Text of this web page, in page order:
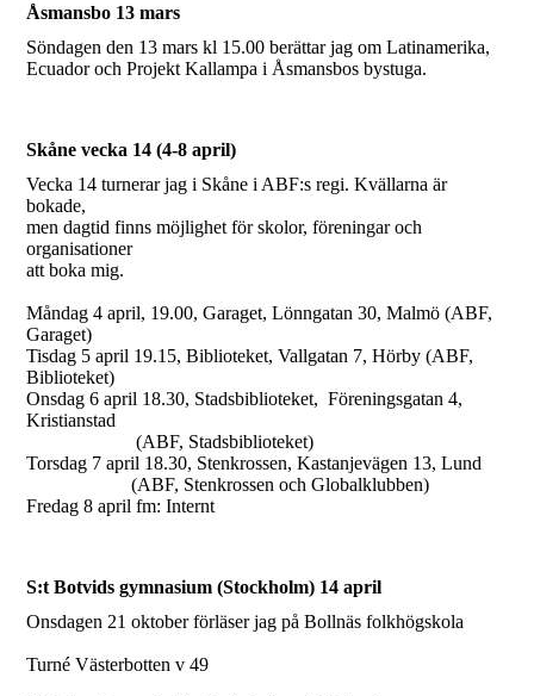
Åsmansbo 13 mars
Söndagen den 13 mars kl 15.00 berättar jag om Latinamerika,
Ecuador och Projekt Kallampa i Åsmansbos bystuga.
Skåne vecka 14 (4-8 april)
Vecka 14 turnerar jag i Skåne i ABF:s regi. Kvällarna är
bokade,
men dagtid finns möjlighet för skolor, föreningar och
organisationer
att boka mig.
Måndag 4 april, 19.00, Garaget, Lönngatan 30, Malmö (ABF,
Garaget)
Tisdag 5 april 19.15, Biblioteket, Vallgatan 7, Hörby (ABF,
Biblioteket)
Onsdag 6 april 18.30, Stadsbiblioteket, Föreningsgatan 4,
Kristianstad
(ABF, Stadsbiblioteket)
Torsdag 7 april 18.30, Stenkrossen, Kastanjevägen 13, Lund
(ABF, Stenkrossen och Globalklubben)
Fredag 8 april fm: Internt
S:t Botvids gymnasium (Stockholm) 14 april
Onsdagen 21 oktober förläser jag på Bollnäs folkhögskola
Turné Västerbotten v 49